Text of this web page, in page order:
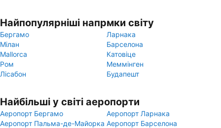
Найпопулярніші напрмки світу
Бергамо
Ларнака
Мілан
Барселона
Mallorca
Катовіце
Ром
Меммінген
Лісабон
Будапешт
Найбільші у світі аеропорти
Аеропорт Бергамо
Аеропорт Ларнака
Аеропорт Пальма-де-Майорка Аеропорт Барселона